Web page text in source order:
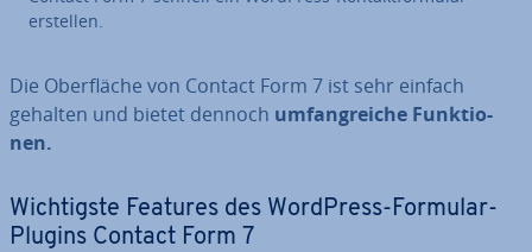
erstellen.
Die Ober­flä­che von Contact Form 7 ist sehr einfach
gehalten und bietet dennoch um­fang­rei­che Funk­tio­
nen.
Wich­tigs­te Features des WordPress-Formular-
Plugins Contact Form 7